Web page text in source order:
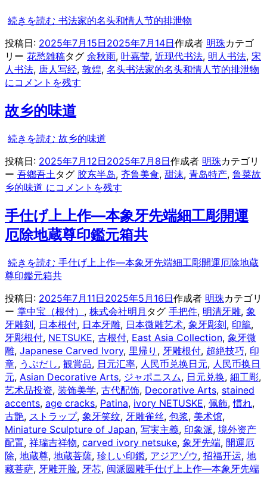
続きを読む 书法家的名头和情人节的排泄物
投稿日: 2025年7月15日2025年7月14日作成者 明珠カテゴ
リー 花愁雑稿タグ 余秋雨, 叶嘉莹, 近现代书法, 明人书法, 宋
人书法, 唐人写经, 敦煌, 名头书法家的名头和情人节的排泄物
にコメントを残す
故乡的味道
続きを読む 故乡的味道
投稿日: 2025年7月12日2025年7月8日作成者 明珠カテゴリ
ー 吾鄉吾土 タグ 胶东半岛, 齐鲁美食, 甜沫, 青岛特产, 鲁菜故
乡的味道 に コメントを残す
手仕げ上上作—本象牙先端細工彫開運
厄除地蔵尊印鑑元箱共
続きを読む 手仕げ上上作—本象牙先端細工彫開運厄除地蔵
尊印鑑元箱共
投稿日: 2025年7月11日2025年5月16日作成者 明珠カテゴリ
ー 掌中宝（根付） , 株式会社明月 タグ 手把件, 明清牙雕, 象
牙雕刻, 日本根付, 日本牙雕, 日本微雕艺术, 象牙彫刻, 印籠,
牙彫根付, NETSUKE, 古根付, East Asia Collection, 象牙微
雕, Japanese Carved Ivory, 里帰り , 牙雕根付, 超絶技巧, 印
章, うぶだし, 観賞品, 日元汇率, 人民币兑换日元, 人民币换日
元, Asian Decorative Arts, ジャポニスム, 日元兑换, 細工彫,
艺术品投资, 装饰美学, 古代配饰, Decorative Arts, stained
accents, age cracks, Patina, ivory NETUSKE, 佩飾,慣れ,
古艶, ストラップ, 象牙笑纹, 牙雕雀丝, 包浆, 美术馆,
Miniature Sculpture of Japan, 写実主義, 印象派, 境外资产
配置, 祥瑞吉祥物, carved ivory netsuke, 象牙先端, 開運厄
除, 地蔵尊, 地蔵菩薩, 珍しい印鑑, アジアゾウ, 招福开运, 地
藏菩萨, 牙雕开脸, 牙芯, 闽派圆雕手仕げ上上作—本象牙先端